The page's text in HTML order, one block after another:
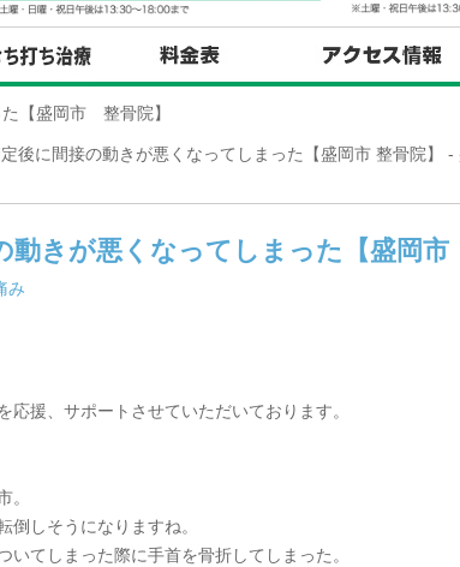
【盛岡市 整骨院】
後に間接の動きが悪くなってしまった【盛岡市 整骨院】
動きが悪くなってしまった【盛岡市
み
援、サポートさせていただいております。
。
倒しそうになりますね。
てしまった際に手首を骨折してしまった。